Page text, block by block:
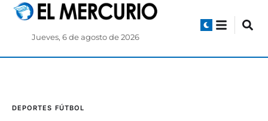
Jueves, 6 de agosto de 2026
DEPORTES FÚTBOL